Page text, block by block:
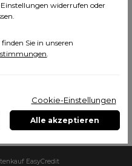
ist leer
hinzufügen.
EasyCredit
widerrufen oder
Sie in unseren
Cookie-Einstellungen
Alle akzeptieren